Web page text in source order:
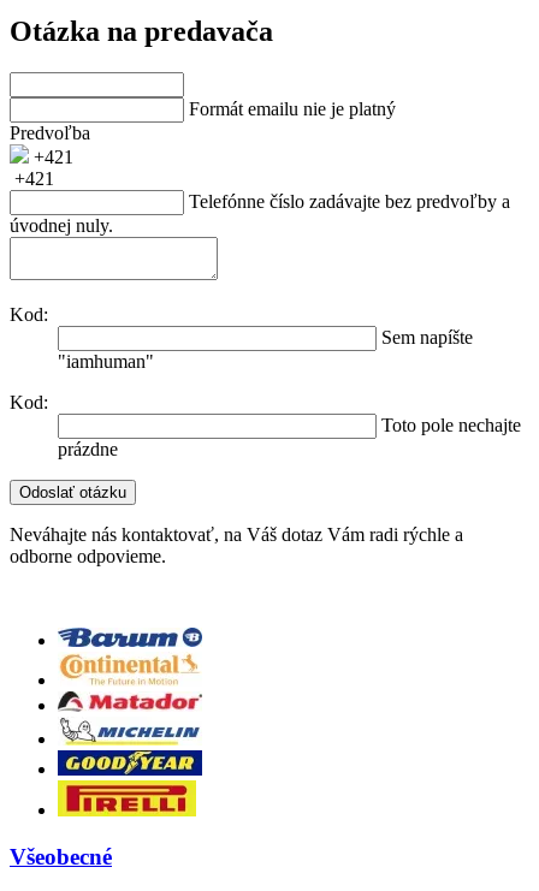
Otázka na predavača
Formát emailu nie je platný
Predvoľba
+421
+421
Telefónne číslo zadávajte bez predvoľby a
úvodnej nuly.
Kod:
Sem napíšte
"iamhuman"
Kod:
Toto pole nechajte
prázdne
Neváhajte nás kontaktovať, na Váš dotaz Vám radi rýchle a
odborne odpovieme.
Všeobecné